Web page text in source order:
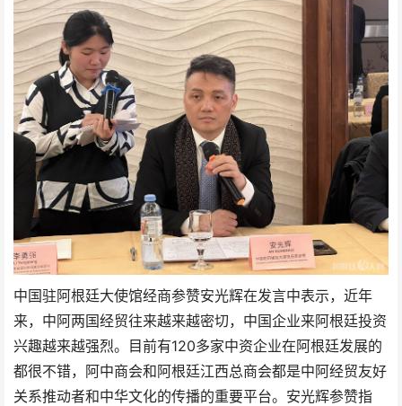
中国驻阿根廷大使馆经商参赞安光辉在发言中表示， 近年
来，中阿两国经贸往来越来越密切，中国企业来阿根廷投资
兴趣越来越强烈。目前有120多家中资企业在阿根廷发展的
都很不错，阿中商会和阿根廷江西总商会都是中阿经贸友好
关系推动者和中华文化的传播的重要平台。 安光辉参赞指